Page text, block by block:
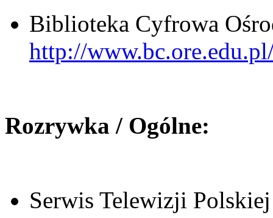
Biblioteka Cyfrowa
http://
Rozrywka / Ogólne:
Serwis Telewizji Polskiej